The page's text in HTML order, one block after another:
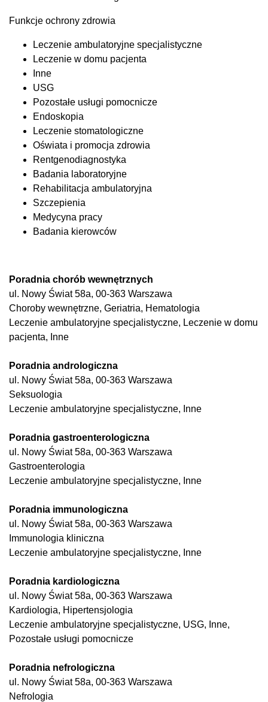
Funkcje ochrony zdrowia
Leczenie ambulatoryjne specjalistyczne
Leczenie w domu pacjenta
Inne
USG
Pozostałe usługi pomocnicze
Endoskopia
Leczenie stomatologiczne
Oświata i promocja zdrowia
Rentgenodiagnostyka
Badania laboratoryjne
Rehabilitacja ambulatoryjna
Szczepienia
Medycyna pracy
Badania kierowców
Poradnia chorób wewnętrznych
ul. Nowy Świat 58a, 00-363 Warszawa
Choroby wewnętrzne, Geriatria, Hematologia
Leczenie ambulatoryjne specjalistyczne, Leczenie w domu
pacjenta, Inne
Poradnia andrologiczna
ul. Nowy Świat 58a, 00-363 Warszawa
Seksuologia
Leczenie ambulatoryjne specjalistyczne, Inne
Poradnia gastroenterologiczna
ul. Nowy Świat 58a, 00-363 Warszawa
Gastroenterologia
Leczenie ambulatoryjne specjalistyczne, Inne
Poradnia immunologiczna
ul. Nowy Świat 58a, 00-363 Warszawa
Immunologia kliniczna
Leczenie ambulatoryjne specjalistyczne, Inne
Poradnia kardiologiczna
ul. Nowy Świat 58a, 00-363 Warszawa
Kardiologia, Hipertensjologia
Leczenie ambulatoryjne specjalistyczne, USG, Inne,
Pozostałe usługi pomocnicze
Poradnia nefrologiczna
ul. Nowy Świat 58a, 00-363 Warszawa
Nefrologia